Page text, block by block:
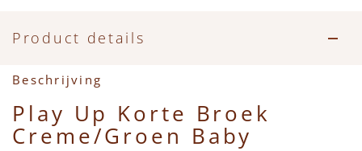
Zwemkleding
Feestkleding
Beren, Speendoekjes en Knuffeldoekjes
Verzorgingsproducten
Mini Rodini
+1 in the family
New Balance
Product details
Beschrijving
Play Up Korte Broek
Creme/Groen Baby